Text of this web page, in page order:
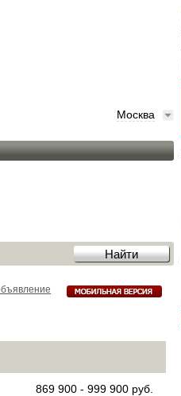
Москва
869 900 - 999 900 руб.